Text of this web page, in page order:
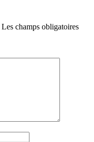
Les champs obligatoires